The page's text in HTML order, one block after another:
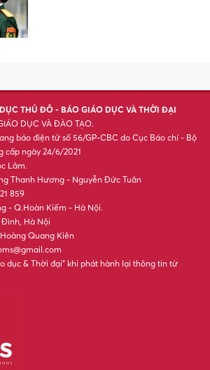
Trường Đại học Đại Nam công
bố điểm chuẩn hệ đại học
chính quy năm 2026
Vận dụng kỹ thuật đánh giá